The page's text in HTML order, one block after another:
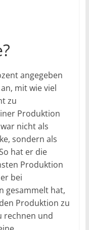
angegeben
mit wie viel
zu
Produktion
nicht als
sondern als
hat er die
Produktion
bei
gesammelt hat,
Produktion zu
rechnen und